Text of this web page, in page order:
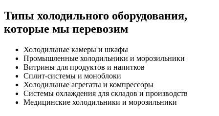
Типы холодильного оборудования,
которые мы перевозим
Холодильные камеры и шкафы
Промышленные холодильники и морозильники
Витрины для продуктов и напитков
Сплит-системы и моноблоки
Холодильные агрегаты и компрессоры
Системы охлаждения для складов и производств
Медицинские холодильники и морозильники